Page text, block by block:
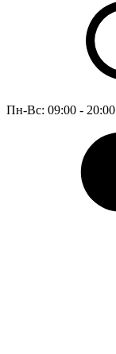
Пн-Вс: 09:00 - 20:00